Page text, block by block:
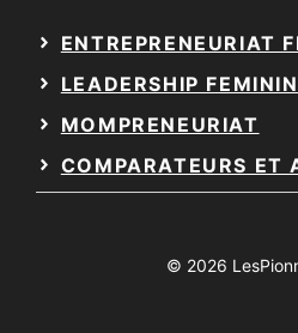
ENTREPRENEURIAT
LEADERSHIP FEMININ
MOMPRENEURIAT
COMPARATEURS ET
© 2026